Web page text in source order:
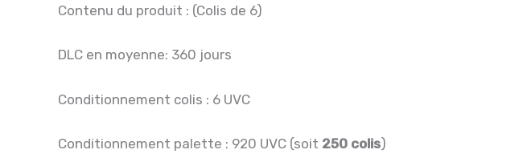
Contenu du produit : (Colis de 6)
DLC en moyenne: 360 jours
Conditionnement colis : 6 UVC
Conditionnement palette : 920 UVC (soit 250 colis)